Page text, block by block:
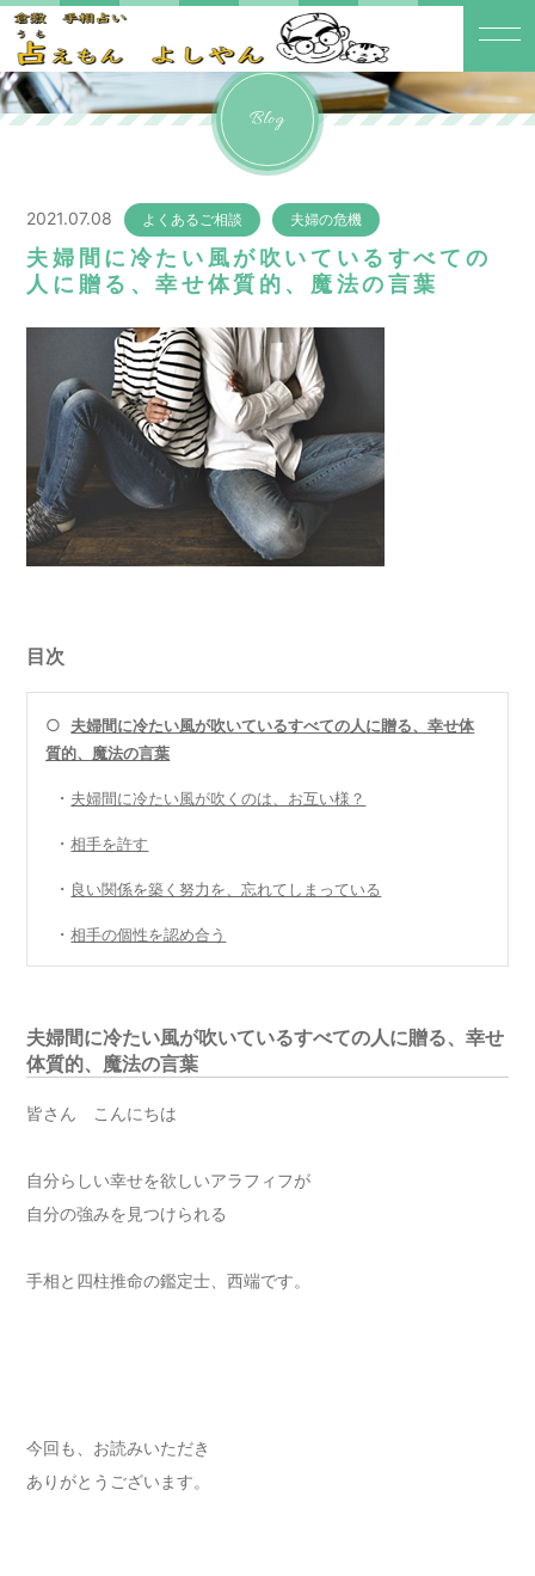
Blog
2021.07.08 よくあるご相談 夫婦の危機
夫婦間に冷たい風が吹いているすべての
人に贈る、幸せ体質的、魔法の言葉
目次
○ 夫婦間に冷たい風が吹いているすべての人に贈る、幸せ体
質的、魔法の言葉
・ 夫婦間に冷たい風が吹くのは、お互い様？
・相手を許す
・ 良い関係を築く努力を、忘れてしまっている
・相手の個性を認め合う
夫婦間に冷たい風が吹いているすべての人に贈る、幸せ
体質的、魔法の言葉
皆さん こんにちは
自分らしい幸せを欲しいアラフィフが
自分の強みを見つけられる
手相と四柱推命の鑑定士、西端です。
今回も、お読みいただき
ありがとうございます。